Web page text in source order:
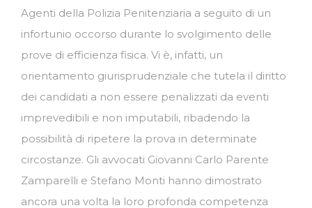
Agenti della Polizia Penitenziaria a seguito di un
infortunio occorso durante lo svolgimento delle
prove di efficienza fisica. Vi è, infatti, un
orientamento giurisprudenziale che tutela il diritto
dei candidati a non essere penalizzati da eventi
imprevedibili e non imputabili, ribadendo la
possibilità di ripetere la prova in determinate
circostanze. Gli avvocati Giovanni Carlo Parente
Zamparelli e Stefano Monti hanno dimostrato
ancora una volta la loro profonda competenza